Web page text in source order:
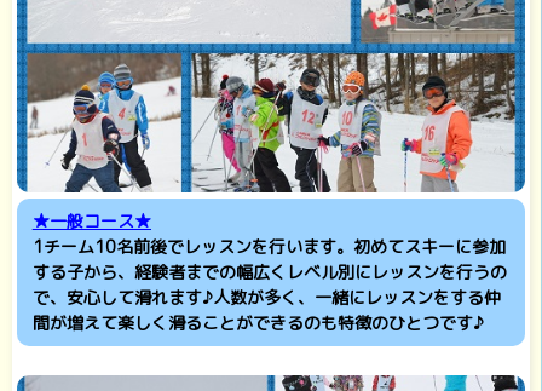
★一般コース★
1チーム10名前後でレッスンを行います。初めてスキーに参加
する子から、経験者までの幅広くレベル別にレッスンを行うの
で、安心して滑れます♪人数が多く、一緒にレッスンをする仲
間が増えて楽しく滑ることができるのも特徴のひとつです♪